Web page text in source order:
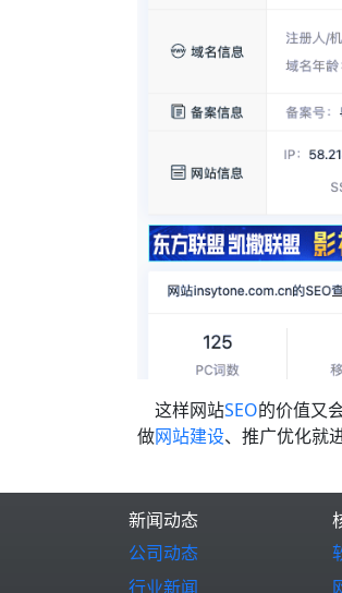
这样网站SEO的价值又
做网站建设、推广优化就
新闻动态
公司动态
行业新闻